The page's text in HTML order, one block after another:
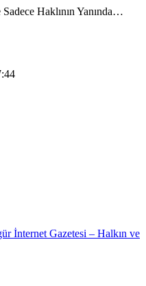
Haklının Yanında…
İnternet Gazetesi – Halkın ve